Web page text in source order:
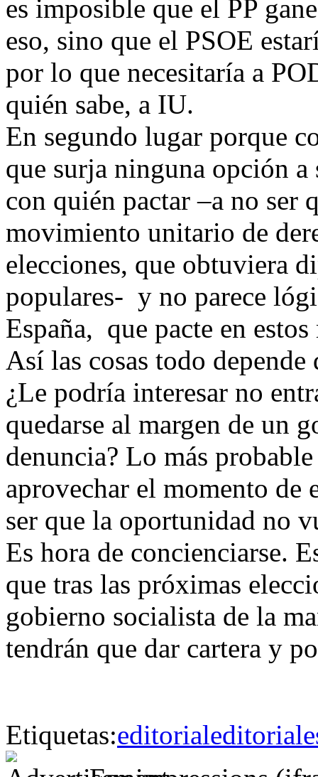
es imposible que el PP
eso, sino que el PSOE
por lo que necesitaría a
quién sabe, a IU.
En segundo lugar porque
que surja ninguna opción a
con quién pactar –a no ser
movimiento unitario de
elecciones, que obtuviera
populares- y no parece
España, que pacte en
Así las cosas todo
¿Le podría interesar no
quedarse al margen de un
denuncia? Lo más
aprovechar el momento de
ser que la oportunidad no
Es hora de concienciarse.
que tras las próximas
gobierno socialista de la
tendrán que dar cartera y
Etiquetas:editorial